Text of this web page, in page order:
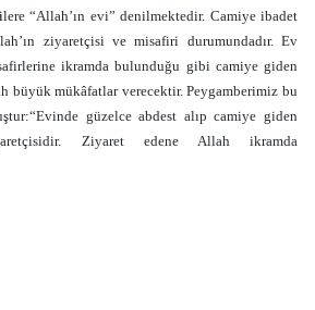
lere “Allah’ın evi” denilmektedir. Camiye ibadet
ziyaretçisi ve misafiri durumundadır. Ev
ikramda bulunduğu gibi camiye giden
büyük mükâfatlar verecektir. Peygamberimiz bu
güzelce abdest alıp camiye giden
Ziyaret edene Allah ikramda